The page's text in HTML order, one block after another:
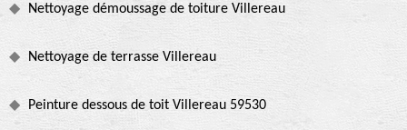
Nettoyage démoussage de toiture Villereau
Nettoyage de terrasse Villereau
Peinture dessous de toit Villereau 59530